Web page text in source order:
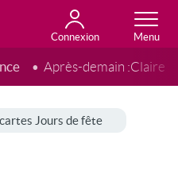
Connexion
Après-demain :Claire
Jours de fête